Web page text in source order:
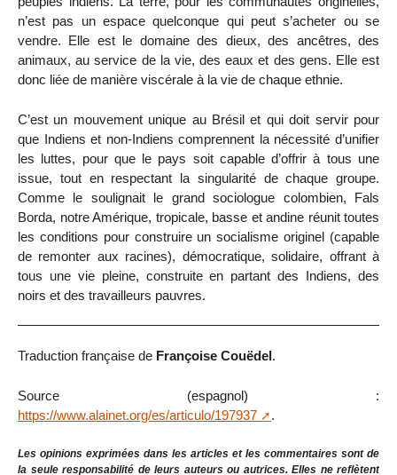
n’est pas un espace quelconque qui peut s’acheter ou se
vendre. Elle est le domaine des dieux, des ancêtres, des
animaux, au service de la vie, des eaux et des gens. Elle est
donc liée de manière viscérale à la vie de chaque ethnie.
C’est un mouvement unique au Brésil et qui doit servir pour
que Indiens et non-Indiens comprennent la nécessité d’unifier
les luttes, pour que le pays soit capable d’offrir à tous une
issue, tout en respectant la singularité de chaque groupe.
Comme le soulignait le grand sociologue colombien, Fals
Borda, notre Amérique, tropicale, basse et andine réunit toutes
les conditions pour construire un socialisme originel (capable
de remonter aux racines), démocratique, solidaire, offrant à
tous une vie pleine, construite en partant des Indiens, des
noirs et des travailleurs pauvres.
Traduction française de Françoise Couëdel.
Source (espagnol) :
https://www.alainet.org/es/articulo/197937
.
Les opinions exprimées dans les articles et les commentaires sont de
la seule responsabilité de leurs auteurs ou autrices. Elles ne reflètent